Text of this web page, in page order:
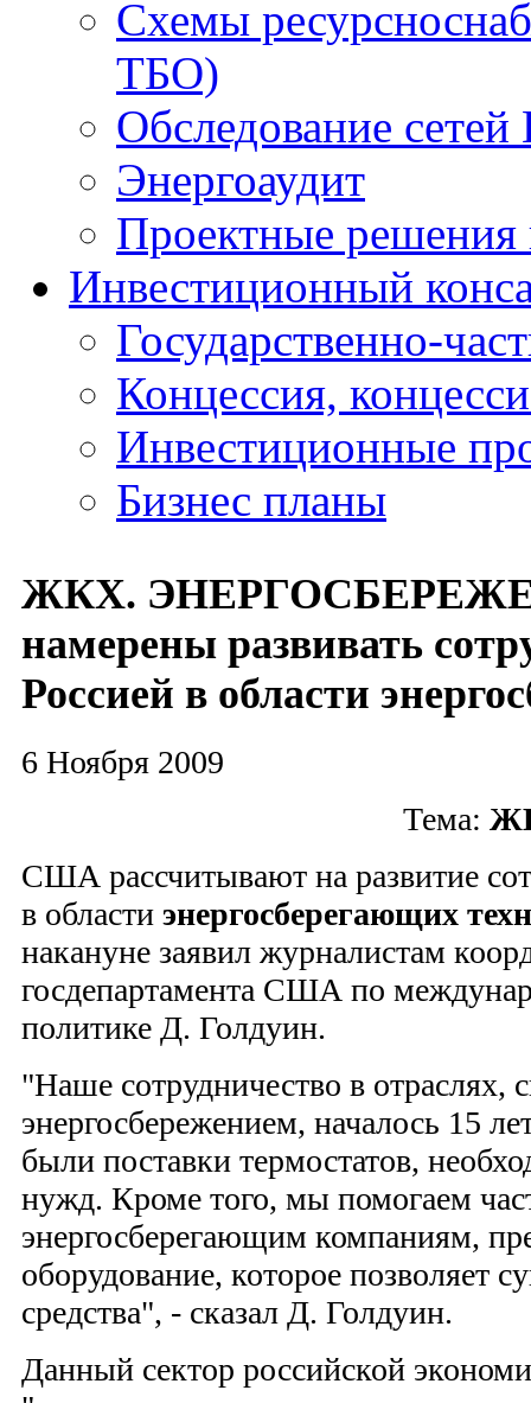
Схемы
ТБО)
Обследование
Энергоаудит
Проектные решения
Инвестиционный
Государственно-
Концессия,
Инвестиционные
Бизнес планы
ЖКХ.
намерены развивать
Россией в области
6 Ноября 2009
Тема:
США рассчитывают на развитие
в области энергосберегающих
накануне заявил журналистам
госдепартамента США по
политике Д. Голдуин.
"Наше сотрудничество в отраслях,
энергосбережением, началось 15
были поставки термостатов,
нужд. Кроме того, мы помогаем
энергосберегающим компаниям,
оборудование, которое позволяет
средства", - сказал Д. Голдуин.
Данный сектор российской